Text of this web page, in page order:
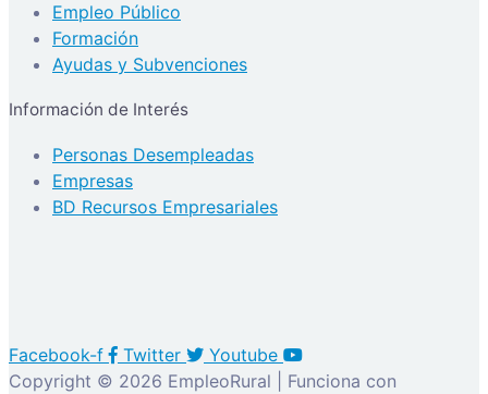
Empleo Público
Formación
Ayudas y Subvenciones
Información de Interés
Personas Desempleadas
Empresas
BD Recursos Empresariales
Facebook-f Twitter
Youtube
Copyright © 2026 EmpleoRural | Funciona con